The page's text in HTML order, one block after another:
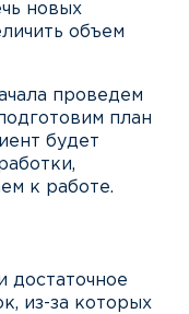
новых
объем
проведем
план
будет
к работе.
достаточное
из-за которых